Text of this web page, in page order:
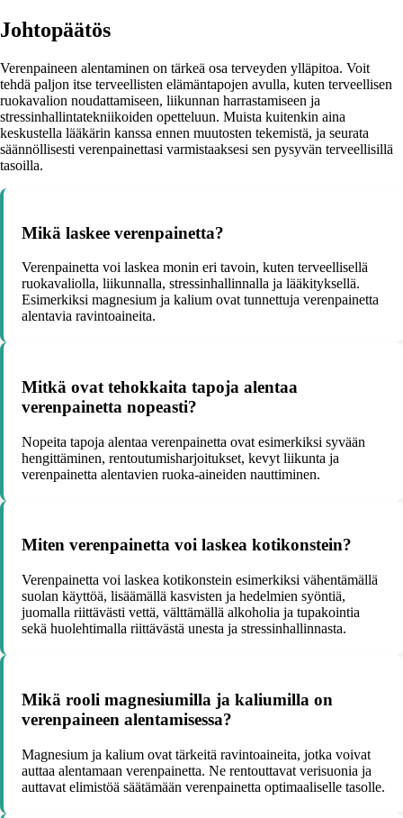
Johtopäätös
Verenpaineen alentaminen on tärkeä osa terveyden ylläpitoa. Voit
tehdä paljon itse terveellisten elämäntapojen avulla, kuten terveellisen
ruokavalion noudattamiseen, liikunnan harrastamiseen ja
stressinhallintatekniikoiden opetteluun. Muista kuitenkin aina
keskustella lääkärin kanssa ennen muutosten tekemistä, ja seurata
säännöllisesti verenpainettasi varmistaaksesi sen pysyvän terveellisillä
tasoilla.
Mikä laskee verenpainetta?
Verenpainetta voi laskea monin eri tavoin, kuten terveellisellä
ruokavaliolla, liikunnalla, stressinhallinnalla ja lääkityksellä.
Esimerkiksi magnesium ja kalium ovat tunnettuja verenpainetta
alentavia ravintoaineita.
Mitkä ovat tehokkaita tapoja alentaa
verenpainetta nopeasti?
Nopeita tapoja alentaa verenpainetta ovat esimerkiksi syvään
hengittäminen, rentoutumisharjoitukset, kevyt liikunta ja
verenpainetta alentavien ruoka-aineiden nauttiminen.
Miten verenpainetta voi laskea kotikonstein?
Verenpainetta voi laskea kotikonstein esimerkiksi vähentämällä
suolan käyttöä, lisäämällä kasvisten ja hedelmien syöntiä,
juomalla riittävästi vettä, välttämällä alkoholia ja tupakointia
sekä huolehtimalla riittävästä unesta ja stressinhallinnasta.
Mikä rooli magnesiumilla ja kaliumilla on
verenpaineen alentamisessa?
Magnesium ja kalium ovat tärkeitä ravintoaineita, jotka voivat
auttaa alentamaan verenpainetta. Ne rentouttavat verisuonia ja
auttavat elimistöä säätämään verenpainetta optimaaliselle tasolle.